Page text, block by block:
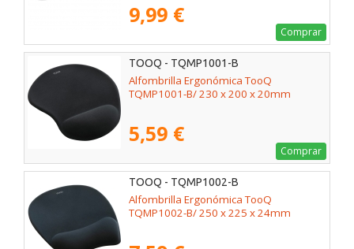
9,99 €
Comprar
TOOQ - TQMP1001-B
Alfombrilla Ergonómica TooQ
TQMP1001-B/ 230 x 200 x 20mm
5,59 €
Comprar
TOOQ - TQMP1002-B
Alfombrilla Ergonómica TooQ
TQMP1002-B/ 250 x 225 x 24mm